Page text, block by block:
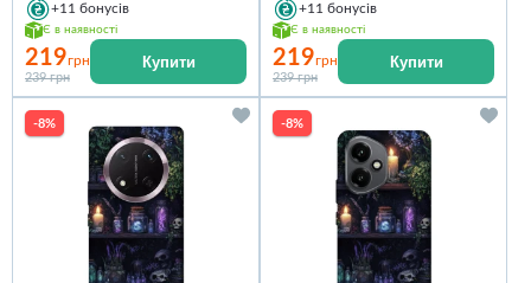
+11 бонусів
Є в наявності
219грн
239 грн
Купити
+11 бонусів
Є в наявності
219грн
239 грн
Купити
-8% -8%